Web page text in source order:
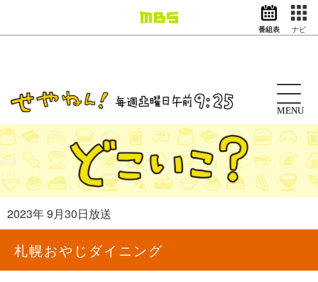
ドラマ
アニメ
動画イズム ニュース
天気・防災 イベント
映画
グッズ
番組表 ナビ
MENU
2023年 9月30日放送
札幌おやじダイニング